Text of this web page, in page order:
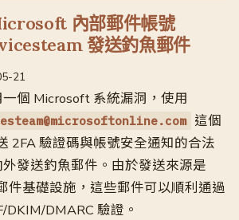
內部郵件帳號
發送釣魚郵件
21
個 Microsoft 系統漏洞，使用
這個
2FA 驗證碼與帳號安全通知的合法
發送釣魚郵件。由於發送來源是
件基礎設施，這些郵件可以順利通過
DKIM/DMARC 驗證。